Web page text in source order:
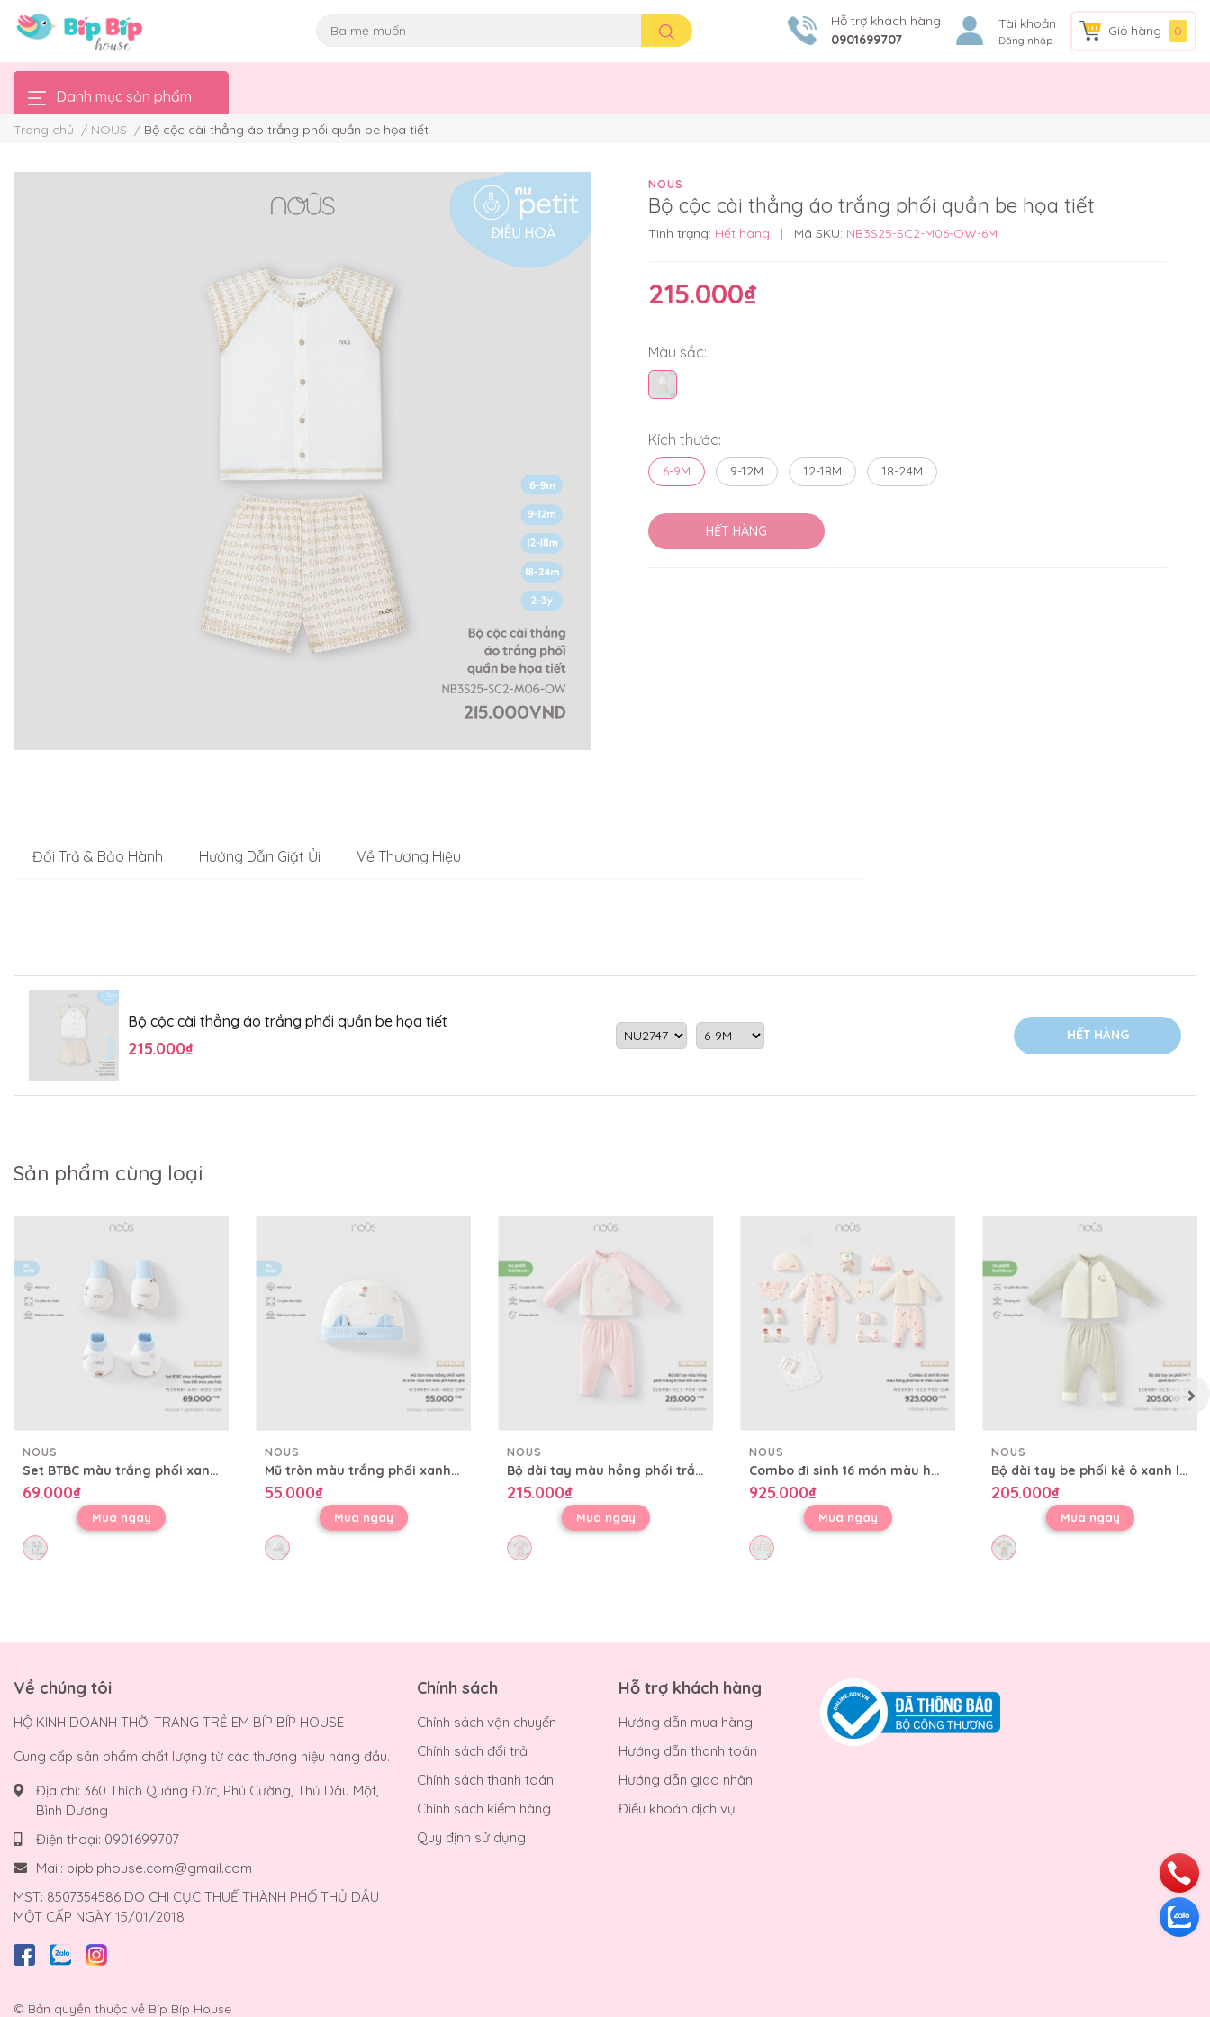
Hỗ trợ khách hàng
0901699707
Tài khoản
Đăng nhập
Giỏ hàng 0
Danh mục sản phẩm
Trang chủ / NOUS / Bộ cộc cài thẳng áo trắng phối quần be họa tiết
NOUS
Bộ cộc cài thẳng áo trắng phối quần be họa tiết
Tình trạng: Hết hàng | Mã SKU: NB3S25-SC2-M06-OW-6M
215.000₫
Màu sắc:
Kích thước:
6-9M 9-12M 12-18M 18-24M
HẾT HÀNG
Đổi Trả & Bảo Hành Hướng Dẫn Giặt Ủi Về Thương Hiệu
Bộ cộc cài thẳng áo trắng phối quần be họa tiết
215.000₫
HẾT HÀNG
Sản phẩm cùng loại
NOUS
Set BTBC màu trắng phối xanh họa tiết mèo sao hỏa
69.000₫
Mua ngay
NOUS
Mũ tròn màu trắng phối xanh in tràn họa tiết mèo phi hành gia
55.000₫
Mua ngay
NOUS
Bộ dài tay màu hồng phối trắng in họa tiết con voi
215.000₫
Mua ngay
NOUS
Combo đi sinh 16 món màu hồng phối be in thêu họa tiết
925.000₫
Mua ngay
NOUS
Bộ dài tay be phối kẻ ô xanh lá in họa tiết
205.000₫
Mua ngay
Về chúng tôi
HỘ KINH DOANH THỜI TRANG TRẺ EM BÍP BÍP HOUSE
Cung cấp sản phẩm chất lượng từ các thương hiệu hàng đầu.
Địa chỉ: 360 Thích Quảng Đức, Phú Cường, Thủ Dầu Một,
Bình Dương
Điện thoại: 0901699707
Mail: bipbiphouse.com@gmail.com
MST: 8507354586 DO CHI CỤC THUẾ THÀNH PHỐ THỦ DẦU
MỘT CẤP NGÀY 15/01/2018
Chính sách
Chính sách vận chuyển
Chính sách đổi trả
Chính sách thanh toán
Chính sách kiểm hàng
Quy định sử dụng
Hỗ trợ khách hàng
Hướng dẫn mua hàng
Hướng dẫn thanh toán
Hướng dẫn giao nhận
Điều khoản dịch vụ
© Bản quyền thuộc về Bíp Bíp House